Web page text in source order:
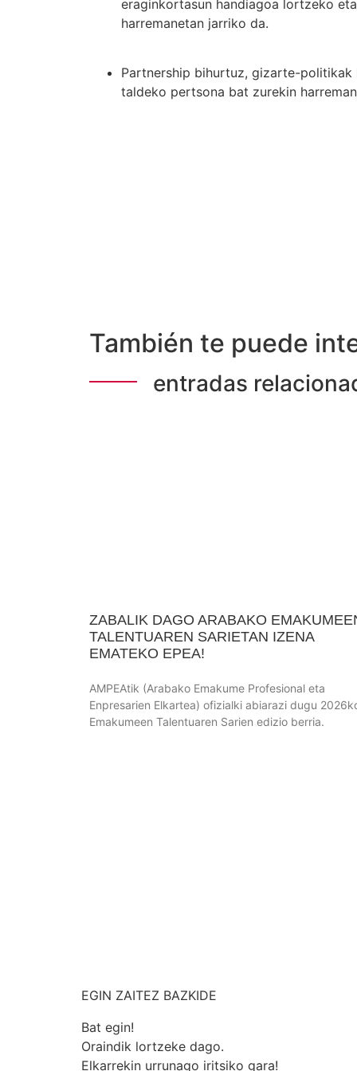
eraginkortasun handiagoa lortzeko
harremanetan jarriko da.
Partnership bihurtuz, gizarte-
taldeko pertsona bat zurekin
También te puede
entradas
ZABALIK DAGO ARABAKO
TALENTUAREN SARIETAN IZENA
EMATEKO EPEA!
AMPEAtik (Arabako Emakume Profesional eta
Enpresarien Elkartea) ofizialki abiarazi dugu
Emakumeen Talentuaren Sarien edizio berria.
EGIN ZAITEZ BAZKIDE
Bat egin!
Oraindik lortzeke dago.
Elkarrekin urrunago iritsiko gara!